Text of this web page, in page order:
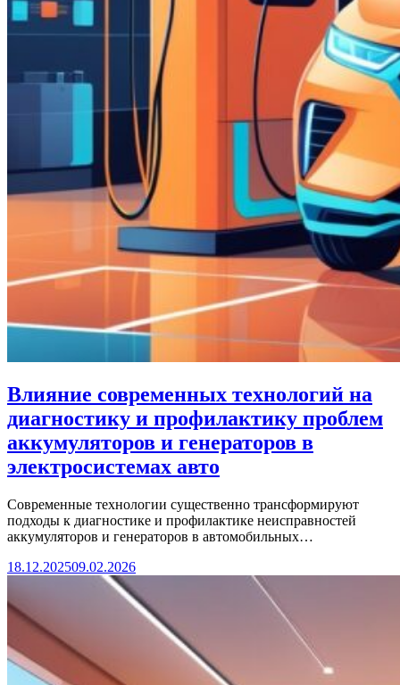
Влияние современных технологий на
диагностику и профилактику проблем
аккумуляторов и генераторов в
электросистемах авто
Современные технологии существенно трансформируют
подходы к диагностике и профилактике неисправностей
аккумуляторов и генераторов в автомобильных…
18.12.202509.02.2026